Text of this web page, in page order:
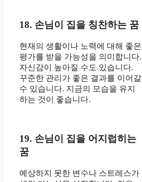
18. 손님이 집을 칭찬하는 꿈
현재의 생활이나 노력에 대해 좋은
평가를 받을 가능성을 의미합니다.
자신감이 높아질 수도 있습니다.
꾸준한 관리가 좋은 결과를 이어갈
수 있습니다. 지금의 모습을 유지
하는 것이 좋습니다.
19. 손님이 집을 어지럽히는
꿈
예상하지 못한 변수나 스트레스가